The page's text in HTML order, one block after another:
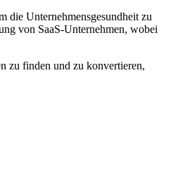
die Unternehmensgesundheit zu
von SaaS-Unternehmen, wobei
zu finden und zu konvertieren,